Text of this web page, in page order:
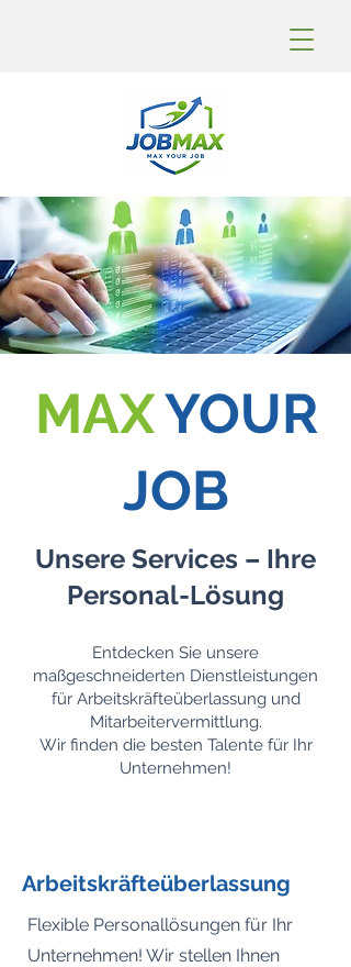
MAXYOUR
JOB
Unsere Services – Ihre
Personal-Lösung
Entdecken Sie unsere
maßgeschneiderten Dienstleistungen
für Arbeitskräfteüberlassung und
Mitarbeitervermittlung.
Wir finden die besten Talente für Ihr
Unternehmen!
Arbeitskräfteüberlassung
Flexible Personallösungen für Ihr
Unternehmen! Wir stellen Ihnen